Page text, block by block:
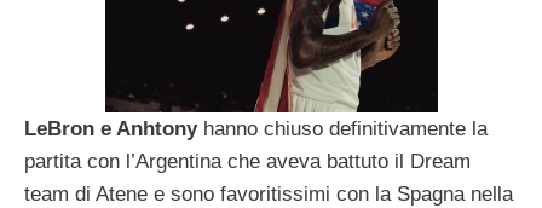
LeBron e Anhtonyhanno chiuso definitivamente la
partita con l’Argentina che aveva battuto il Dream
team di Atene e sono favoritissimi con la Spagna nella